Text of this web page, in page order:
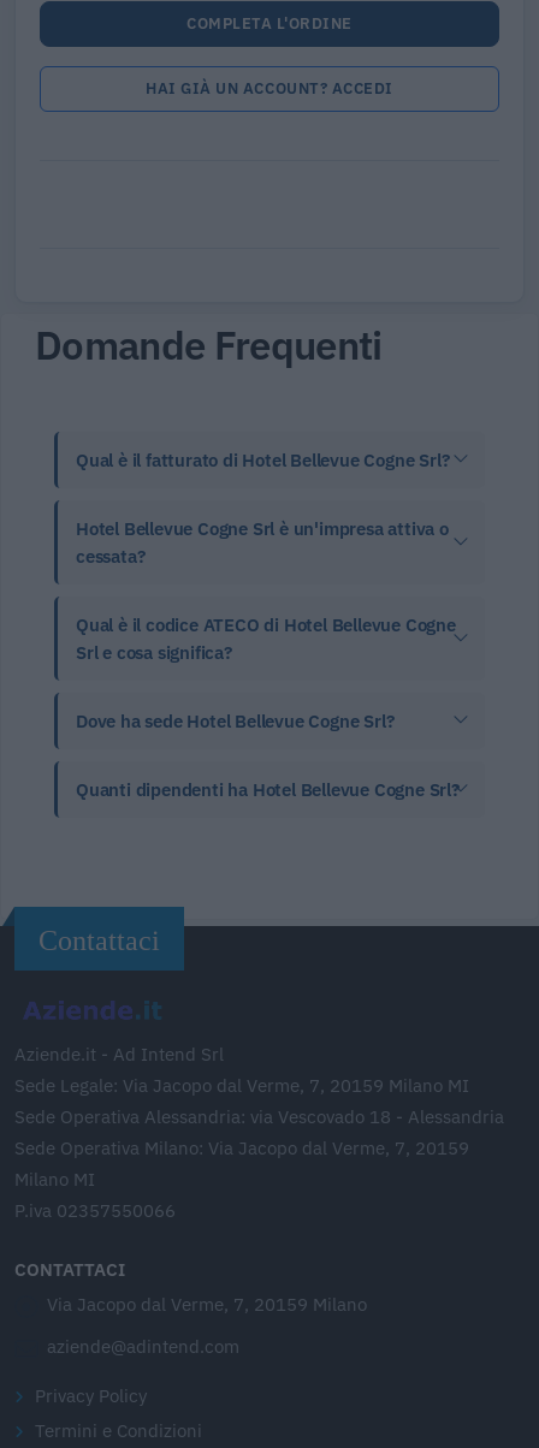
COMPLETA L'ORDINE
HAI GIÀ UN ACCOUNT? ACCEDI
Domande Frequenti
Qual è il fatturato di Hotel Bellevue Cogne Srl?
Hotel Bellevue Cogne Srl è un'impresa attiva o
cessata?
Qual è il codice ATECO di Hotel Bellevue Cogne
Srl e cosa significa?
Dove ha sede Hotel Bellevue Cogne Srl?
Quanti dipendenti ha Hotel Bellevue Cogne Srl?
Contattaci
Aziende.it - Ad Intend Srl
Sede Legale: Via Jacopo dal Verme, 7, 20159 Milano MI
Sede Operativa Alessandria: via Vescovado 18 - Alessandria
Sede Operativa Milano: Via Jacopo dal Verme, 7, 20159
Milano MI
P.iva 02357550066
CONTATTACI
Via Jacopo dal Verme, 7, 20159 Milano
aziende@adintend.com
Privacy Policy
Termini e Condizioni